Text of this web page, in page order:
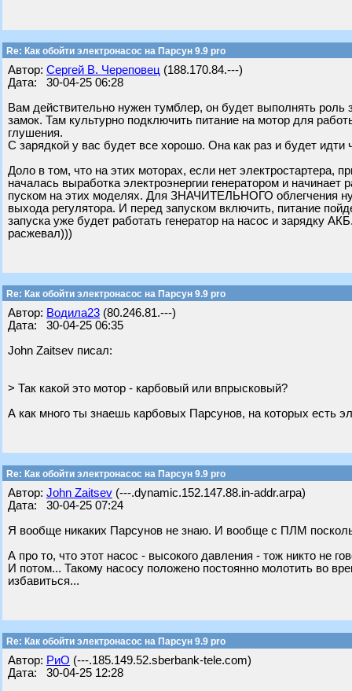
Re: Как обойти электронасос на Парсун 9.9 pro
Автор: Сергей В. Череповец (188.170.84.---)
Дата: 30-04-25 06:28
Вам действительно нужен тумблер, он будет выполнять роль
замок. Там культурно подключить питание на мотор для
глушения.
С зарядкой у вас будет все хорошо. Она как раз и будет идти
Доло в том, что на этих моторах, если нет электростартера,
началась выработка электроэнергии генератором и
пуском на этих моделях. Для ЗНАЧИТЕЛЬНОГО облегчения
выхода регулятора. И перед запуском включить, питание
запуска уже будет работать генератор на насос и зарядку
расжевал)))
Re: Как обойти электронасос на Парсун 9.9 pro
Автор: Водила23 (80.246.81.---)
Дата: 30-04-25 06:35
John Zaitsev писал:
> Так какой это мотор - карбовый или впрысковый?
А как много ты знаешь карбовых Парсунов, на которых есть
Re: Как обойти электронасос на Парсун 9.9 pro
Автор: John Zaitsev (---.dynamic.152.147.88.in-addr.arpa)
Дата: 30-04-25 07:24
Я вообще никаких Парсунов не знаю. И вообще с ПЛМ
А про то, что этот насос - высокого давления - тож никто не
И потом... Такому насосу положено постоянно молотить во
избавиться...
Re: Как обойти электронасос на Парсун 9.9 pro
Автор: РиО (---.185.149.52.sberbank-tele.com)
Дата: 30-04-25 12:28